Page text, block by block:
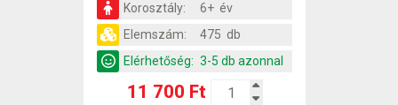
Korosztály:
6+ év
Elemszám:
475 db
Elérhetőség: 3-5 db azonnal
11 700 Ft